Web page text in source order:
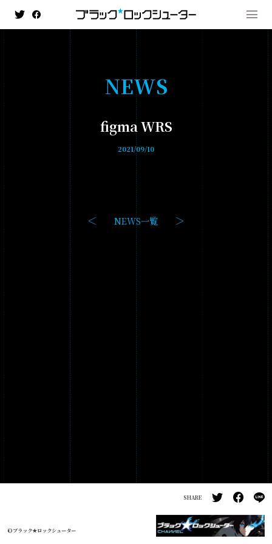
MENU
NEWS
HISTORY
ANIMATION
- ブラック★★ロックシューター DAWN FALL
- TV ANIMATION BLACK☆ROCK SHOOTER
GAME
PRODUCTS
GALLERY
NEWS
figma WRS
2021/09/10
NEWS一覧
SHARE
©ブラック★ロックシューター